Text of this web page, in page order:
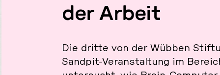
der Arbeit
Die dritte von der Wübben
Sandpit-Ver­an­stal­tung im